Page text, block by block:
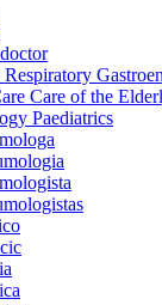
Care of the
Paediatrics